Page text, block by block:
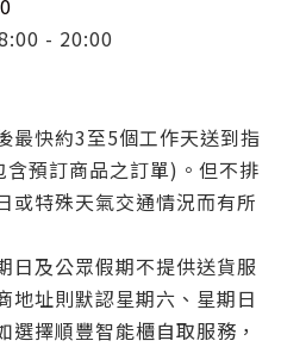
- 20:00
最快約3至5個工作天送到指
預訂商品之訂單)。但不排
或特殊天氣交通情況而有所
日及公眾假期不提供送貨服
地址則默認星期六、星期日
選擇順豐智能櫃自取服務，